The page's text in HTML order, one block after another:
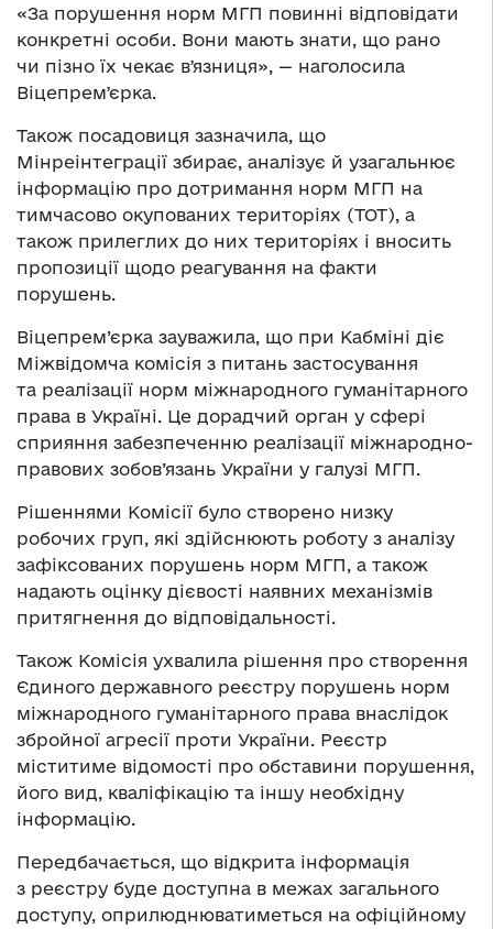
«За порушення норм МГП повинні відповідати
конкретні особи. Вони мають знати, що рано
чи пізно їх чекає вʼязниця», — наголосила
Віцепремʼєрка.
Також посадовиця зазначила, що
Мінреінтеграції збирає, аналізує й узагальнює
інформацію про дотримання норм МГП на
тимчасово окупованих територіях (ТОТ), а
також прилеглих до них територіях і вносить
пропозиції щодо реагування на факти
порушень.
Віцепрем’єрка зауважила, що при Кабміні діє
Міжвідомча комісія з питань застосування
та реалізації норм міжнародного гуманітарного
права в Україні. Це дорадчий орган у сфері
сприяння забезпеченню реалізації міжнародно-
правових зобов’язань України у галузі МГП.
Рішеннями Комісії було створено низку
робочих груп, які здійснюють роботу з аналізу
зафіксованих порушень норм МГП, а також
надають оцінку дієвості наявних механізмів
притягнення до відповідальності.
Також Комісія ухвалила рішення про створення
Єдиного державного реєстру порушень норм
міжнародного гуманітарного права внаслідок
збройної агресії проти України. Реєстр
міститиме відомості про обставини порушення,
його вид, кваліфікацію та іншу необхідну
інформацію.
Передбачається, що відкрита інформація
з реєстру буде доступна в межах загального
доступу, оприлюднюватиметься на офіційному